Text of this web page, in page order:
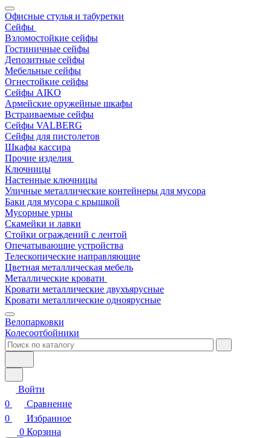
Офисные стулья и табуретки
Сейфы
Взломостойкие сейфы
Гостиничные сейфы
Депозитные сейфы
Мебельные сейфы
Огнестойкие сейфы
Сейфы AIKO
Армейские оружейные шкафы
Встраиваемые сейфы
Сейфы VALBERG
Сейфы для пистолетов
Шкафы кассира
Прочие изделия
Ключницы
Настенные ключницы
Уличные металлические контейнеры для мусора
Баки для мусора с крышкой
Мусорные урны
Скамейки и лавки
Стойки ограждений с лентой
Опечатывающие устройства
Телескопические направляющие
Цветная металлическая мебель
Металлические кровати
Кровати металлические двухъярусные
Кровати металлические одноярусные
Велопарковки
Колесоотбойники
Войти
0
Сравнение
0
Избранное
0 Корзина